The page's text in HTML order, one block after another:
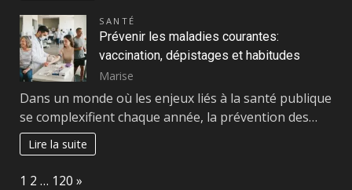
SANTÉ
Prévenir les maladies courantes:
vaccination, dépistages et habitudes
Marise
Dans un monde où les enjeux liés à la santé publique
se complexifient chaque année, la prévention des…
Lire la suite
Page:
1 2 … 120 Next
»